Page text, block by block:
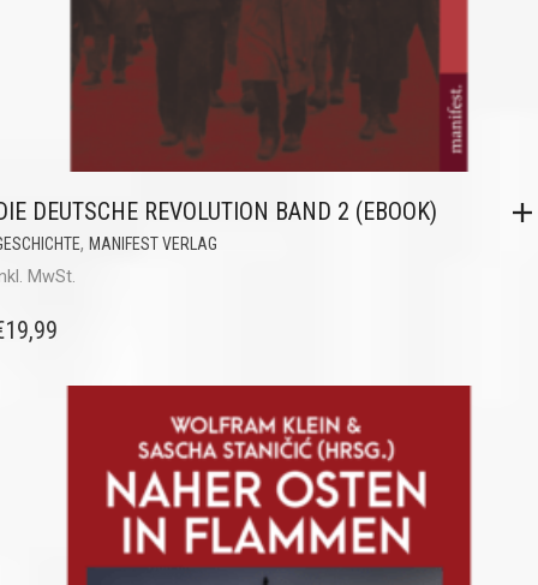
DEUTSCHE REVOLUTION BAND 2 (EBOOK)
, MANIFEST VERLAG
MwSt.
19,99